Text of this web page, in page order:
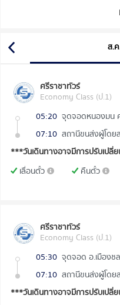
ส.
ศรีราชาทัวร์
Economy Class (ป.1)
05:20 จุดจอดหนองมน
07:10 สถานีขนส่งผู้โดย
***วันเดินทางอาจมีการปรับเปลี่ย
เลื่อนตั๋ว
คืนตั๋ว
ศรีราชาทัวร์
Economy Class (ป.1)
05:30 จุดจอด อ.เมือง
07:10 สถานีขนส่งผู้โดย
***วันเดินทางอาจมีการปรับเปลี่ย